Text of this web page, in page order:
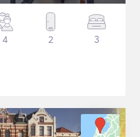
4 2 3